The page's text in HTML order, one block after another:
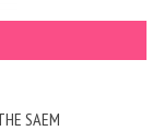
SAEM